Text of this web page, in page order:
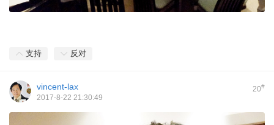
支持 反对
20#
vincent-lax
2017-8-22 21:30:49